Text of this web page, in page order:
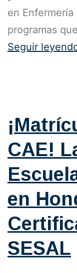
en Enfermería
programas
Seguir
CAE!
en
SESAL